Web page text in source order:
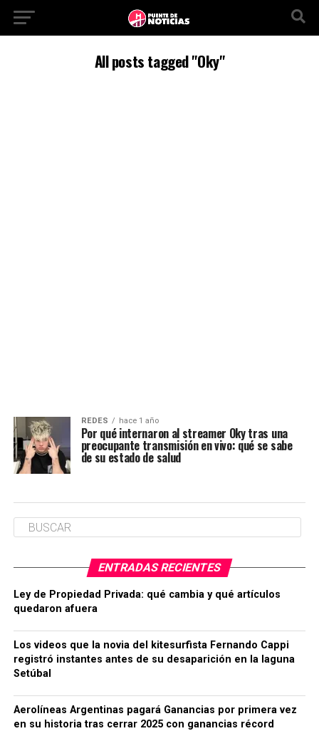
All posts tagged "Oky"
REDES hace 1 año
Por qué internaron al streamer Oky tras una
preocupante transmisión en vivo: qué se sabe
de su estado de salud
ENTRADAS RECIENTES
Ley de Propiedad Privada: qué cambia y qué artículos
quedaron afuera
Los videos que la novia del kitesurfista Fernando Cappi
registró instantes antes de su desaparición en la laguna
Setúbal
Aerolíneas Argentinas pagará Ganancias por primera vez
en su historia tras cerrar 2025 con ganancias récord